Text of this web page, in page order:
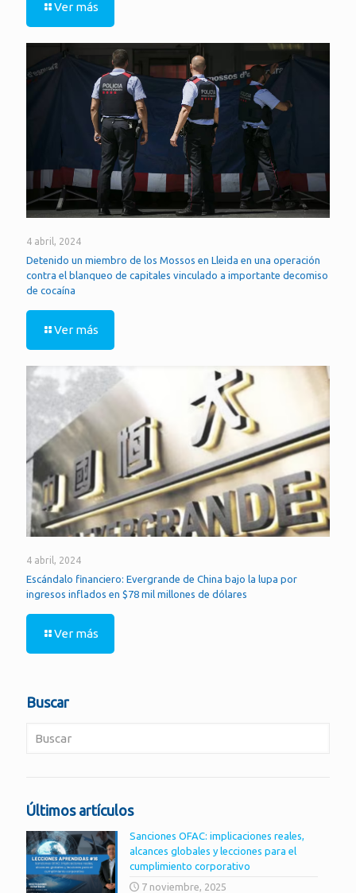
Ver más
4 abril, 2024
Detenido un miembro de los Mossos en Lleida en una operación
contra el blanqueo de capitales vinculado a importante decomiso
de cocaína
Ver más
4 abril, 2024
Escándalo financiero: Evergrande de China bajo la lupa por
ingresos inflados en $78 mil millones de dólares
Ver más
Buscar
Últimos artículos
Sanciones OFAC: implicaciones reales,
alcances globales y lecciones para el
cumplimiento corporativo
7 noviembre, 2025